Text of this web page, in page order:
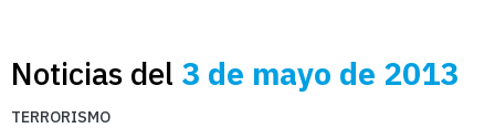
Noticias del 3 de mayo de 2013
TERRORISMO